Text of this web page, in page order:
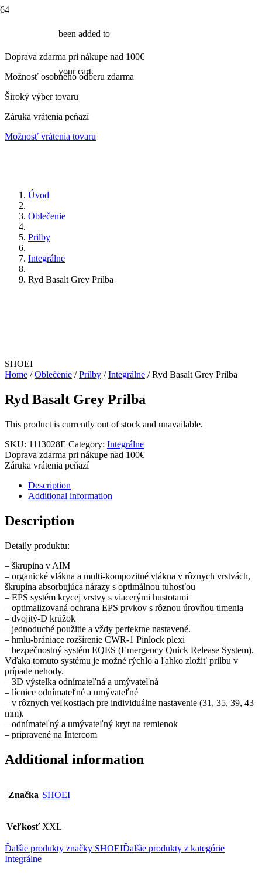
been added to
your cart.
Doprava zdarma pri nákupe nad 100€
Možnosť osobného odberu zdarma
Široký výber tovaru
Záruka vrátenia peňazí
Možnosť vrátenia tovaru
Úvod
Oblečenie
Prilby
Integrálne
Ryd Basalt Grey Prilba
SHOEI
Home /Oblečenie /Prilby /Integrálne / Ryd Basalt Grey Prilba
Ryd Basalt Grey Prilba
This product is currently out of stock and unavailable.
SKU: 1113028E Category: Integrálne
Doprava zdarma pri nákupe nad 100€
Záruka vrátenia peňazí
Description
Additional information
Description
Detaily produktu:
– škrupina v AIM
– organické vlákna a multi-kompozitné vlákna v rôznych vrstvách,
škrupina absorbujúca nárazy s optimálnou tuhosťou
– EPS systém krycej vrstvy s viacerými hustotami
– optimalizovaná ochrana EPS prvkov s rôznou úrovňou tlmenia
– dvojitý-D krúžok
– jednoduché použitie a vždy perfektne nastavené.
– hmlu-brániace rozšírenie CWR-1 Pinlock plexi
– bezpečnostný systém EQES (Emergency Quick Release System).
Vďaka tomuto systému je možné rýchlo a ľahko zložiť prilbu v
prípade nehody.
– 3D výstelka odnímateľná a umývateľná
– lícnice odnímateľné a umývateľné
– v rôznych veľkostiach pre individuálne nastavenie (31, 35, 39, 43
mm).
– odnímateľný a umývateľný kryt na remienok
– pripravené na Intercom
Additional information
Značka SHOEI
Veľkosť XXL
Ďalšie produkty značky SHOEIĎalšie produkty z kategórie
Integrálne